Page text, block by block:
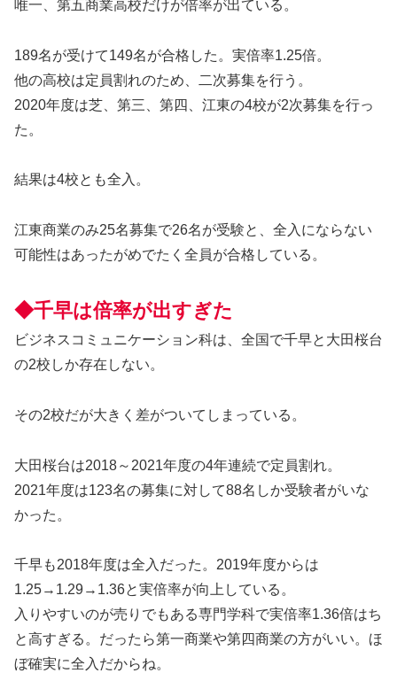
唯一、第五商業高校だけが倍率が出ている。
189名が受けて149名が合格した。実倍率1.25倍。
他の高校は定員割れのため、二次募集を行う。
2020年度は芝、第三、第四、江東の4校が2次募集を行っ
た。
結果は4校とも全入。
江東商業のみ25名募集で26名が受験と、全入にならない
可能性はあったがめでたく全員が合格している。
◆千早は倍率が出すぎた
ビジネスコミュニケーション科は、全国で千早と大田桜台
の2校しか存在しない。
その2校だが大きく差がついてしまっている。
大田桜台は2018～2021年度の4年連続で定員割れ。
2021年度は123名の募集に対して88名しか受験者がいな
かった。
千早も2018年度は全入だった。2019年度からは
1.25→1.29→1.36と実倍率が向上している。
入りやすいのが売りでもある専門学科で実倍率1.36倍はち
と高すぎる。だったら第一商業や第四商業の方がいい。ほ
ぼ確実に全入だからね。